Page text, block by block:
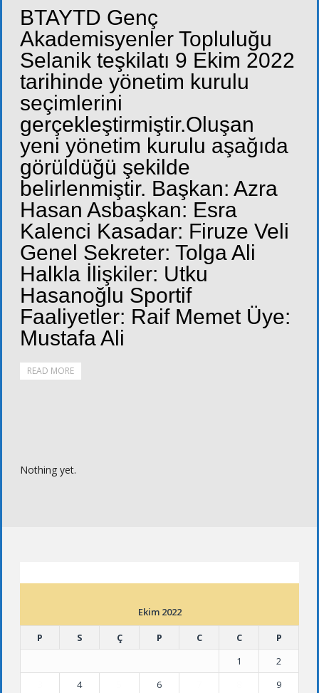
BTAYTD Genç
Akademisyenler Topluluğu
Selanik teşkilatı 9 Ekim 2022
tarihinde yönetim kurulu
seçimlerini
gerçekleştirmiştir.Oluşan
yeni yönetim kurulu aşağıda
görüldüğü şekilde
belirlenmiştir. Başkan: Azra
Hasan Asbaşkan: Esra
Kalenci Kasadar: Firuze Veli
Genel Sekreter: Tolga Ali
Halkla İlişkiler: Utku
Hasanoğlu Sportif
Faaliyetler: Raif Memet Üye:
Mustafa Ali
READ MORE
Nothing yet.
Ekim 2022
P
S Ç P C C
P
1
2
4 6
9